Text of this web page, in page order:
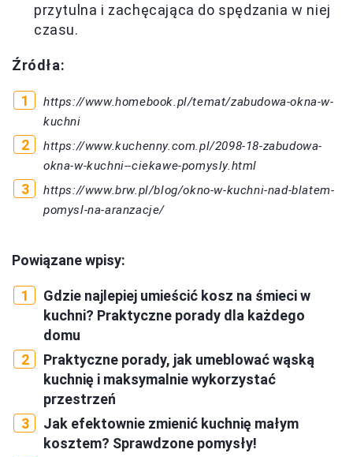
przytulna i zachęcająca do spędzania w niej
czasu.
Źródła:
https://www.homebook.pl/temat/zabudowa-okna-w-
kuchni
https://www.kuchenny.com.pl/2098-18-zabudowa-
okna-w-kuchni--ciekawe-pomysly.html
https://www.brw.pl/blog/okno-w-kuchni-nad-blatem-
pomysl-na-aranzacje/
Powiązane wpisy:
Gdzie najlepiej umieścić kosz na śmieci w
kuchni? Praktyczne porady dla każdego
domu
Praktyczne porady, jak umeblować wąską
kuchnię i maksymalnie wykorzystać
przestrzeń
Jak efektownie zmienić kuchnię małym
kosztem? Sprawdzone pomysły!